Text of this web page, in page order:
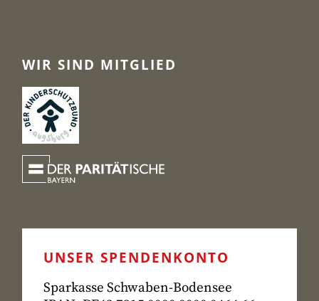
WIR SIND MITGLIED
UNSER SPENDENKONTO
Sparkasse Schwaben-Bodensee